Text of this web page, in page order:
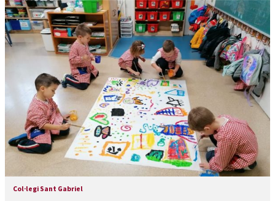
Col·legi Sant Gabriel